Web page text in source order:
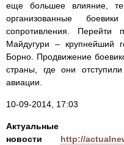
еще большее влияние,
организованные
сопротивления.
Майдугури – крупнейший
Борно. Продвижение
страны, где они
авиации.
10-09-2014, 17:03
Актуальные
новости http://